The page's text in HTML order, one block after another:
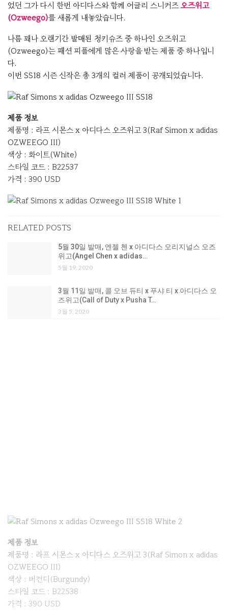
었던 그가 다시 한번 아디다스와 함께 어글리 스니커즈 오즈위고
(Ozweego)를 새롭게 내놓았습니다.
나름 꽤나 오랜기간 발매된 청키슈즈 중 하나인 오즈위고
(Ozweego)는 패션 피플에게 많은 사랑을 받는 제품 중 하나입니
다.
이번 SS18 시즌 신작은 총 3개의 컬러 제품이 공개되었습니다.
제품 정보
제품명 : 라프 시몬스 x 아디다스 오즈위고 3(Raf Simon x adidas
OZWEEGO III)
색상 : 화이트(White)
스타일 코드 : B22537
가격 : 390 USD
RELATED POSTS
5월 30일 발매, 엔젤 첸 x 아디다스 오리지널스 오즈
위고(Angel Chen x adidas…
5월 19, 2020
3월 11일 발매, 콜 오브 듀티 x 푸샤 티 x 아디다스 오
즈위고(Call of Duty x Pusha T…
3월 5, 2020
제품 정보
제품명 : 라프 시몬스 x 아디다스 오즈위고 3(Raf Simon x adidas
OZWEEGO III)
색상 : 버건디(Burgundy)
스타일 코드 : B22538
가격 : 390 USD